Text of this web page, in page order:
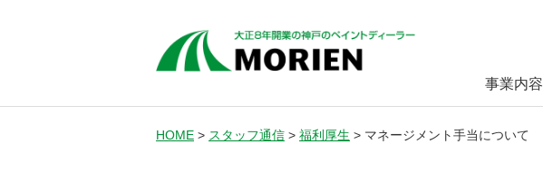
事業内容
HOME > スタッフ通信 > 福利厚生 > マネージメント手当について